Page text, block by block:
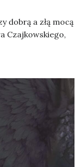
dobrą a złą mocą
Czajkowskiego,